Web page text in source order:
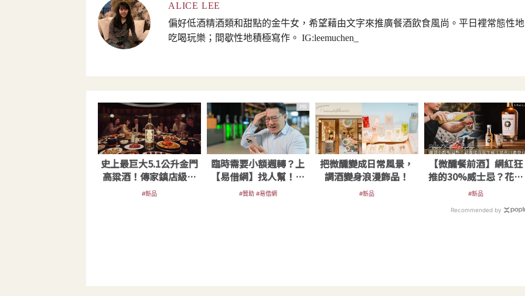
ALICE LEE
偏好低酒精酒類和甜點的金牛女，希望藉由文字來推廣餐酒飲食風尚。平日裡常態性地
吃喝玩樂；間歇性地積極寫作。 IG:leemuchen_
史上最巨大5.1公升金門
高粱酒！傳家鎮店級金
高重磅登場
#新品
PR
臨時需要小額週轉？上
【易借網】找人幫！資
金快速到位
#贊助 #易借網
把微醺變成日常風景，
調酒變身浪漫飾品！
#新品
【微醺餐前酒】網紅狂
推的30%威士忌？花生
口味威士忌利口酒來台
#新品
Recommended by